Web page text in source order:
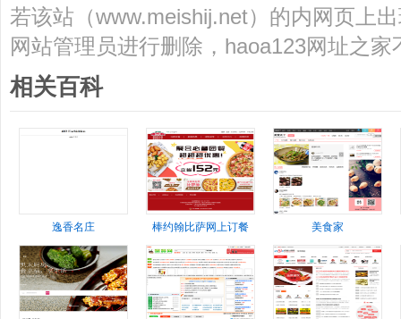
若该站（www.meishij.net）的内网页上
网站管理员进行删除，haoa123网址之
相关百科
逸香名庄 棒约翰比萨网上订餐 美食家